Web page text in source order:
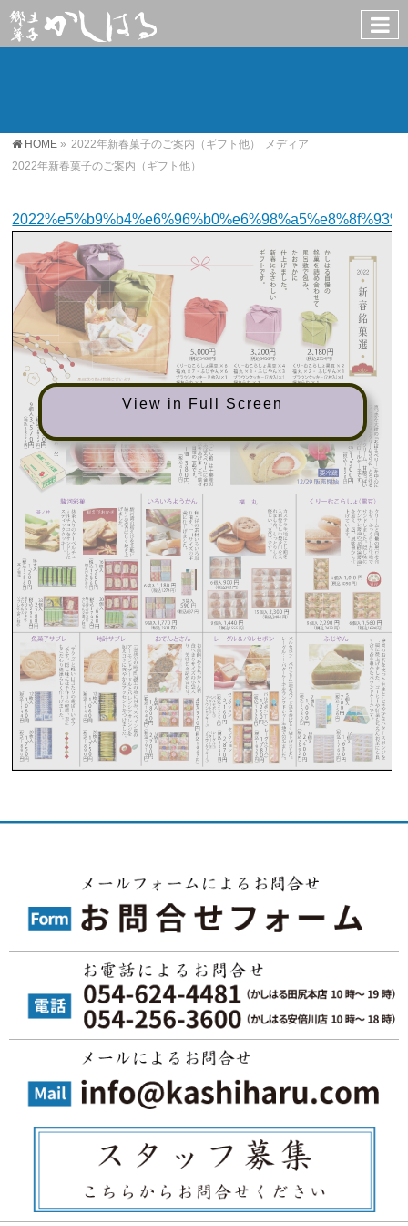
HOME » 2022年新春菓子のご案内（ギフト他）
メディア
2022年新春菓子のご案内（ギフト他）
View in Full Screen